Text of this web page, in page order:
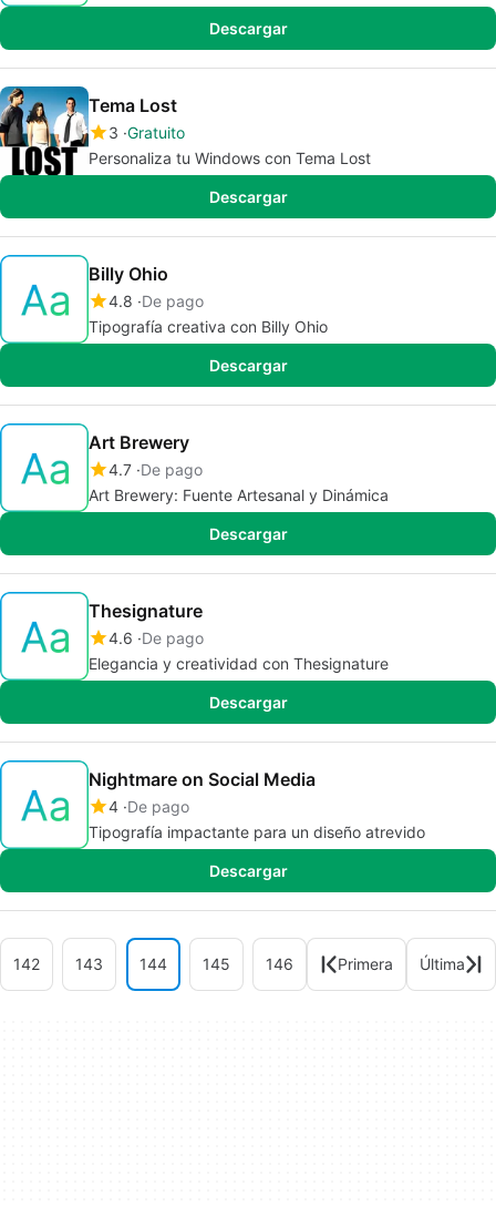
Descargar
Tema Lost
3 Gratuito
Personaliza tu Windows con Tema Lost
Descargar
Billy Ohio
4.8 De pago
Tipografía creativa con Billy Ohio
Descargar
Art Brewery
4.7 De pago
Art Brewery: Fuente Artesanal y Dinámica
Descargar
Thesignature
4.6 De pago
Elegancia y creatividad con Thesignature
Descargar
Nightmare on Social Media
4 De pago
Tipografía impactante para un diseño atrevido
Descargar
142 143 144 145 146 Primera Última